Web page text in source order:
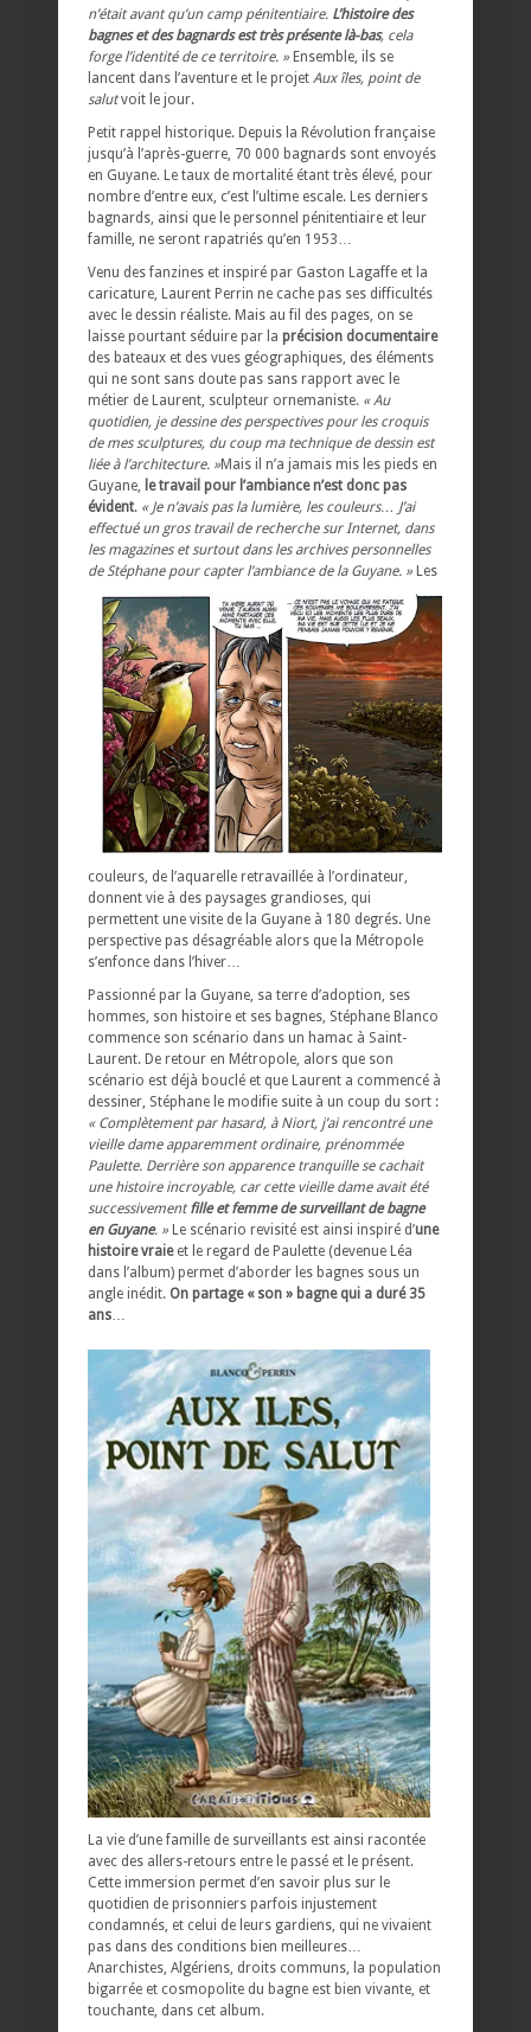
n’était avant qu’un camp pénitentiaire. L’histoire des
bagnes et des bagnards est très présente là-bas, cela
forge l’identité de ce territoire. » Ensemble, ils se
lancent dans l’aventure et le projet Aux îles, point de
salutvoit le jour.
Petit rappel historique. Depuis la Révolution française
jusqu’à l’après-guerre, 70 000 bagnards sont envoyés
en Guyane. Le taux de mortalité étant très élevé, pour
nombre d’entre eux, c’est l’ultime escale. Les derniers
bagnards, ainsi que le personnel pénitentiaire et leur
famille, ne seront rapatriés qu’en 1953…
Venu des fanzines et inspiré par Gaston Lagaffe et la
caricature, Laurent Perrin ne cache pas ses difficultés
avec le dessin réaliste. Mais au fil des pages, on se
laisse pourtant séduire par la précision documentaire
des bateaux et des vues géographiques, des éléments
qui ne sont sans doute pas sans rapport avec le
métier de Laurent, sculpteur ornemaniste. « Au
quotidien, je dessine des perspectives pour les croquis
de mes sculptures, du coup ma technique de dessin est
liée à l’architecture. »Mais il n’a jamais mis les pieds en
Guyane,
le travail pour l’ambiance n’est donc pas
évident. « Je n’avais pas la lumière, les couleurs… J’ai
effectué un gros travail de recherche sur Internet, dans
les magazines et surtout dans les archives personnelles
de Stéphane pour capter l’ambiance de la Guyane. » Les
couleurs, de l’aquarelle retravaillée à l’ordinateur,
donnent vie à des paysages grandioses, qui
permettent une visite de la Guyane à 180 degrés. Une
perspective pas désagréable alors que la Métropole
s’enfonce dans l’hiver…
Passionné par la Guyane, sa terre d’adoption, ses
hommes, son histoire et ses bagnes, Stéphane Blanco
commence son scénario dans un hamac à Saint-
Laurent. De retour en Métropole, alors que son
scénario est déjà bouclé et que Laurent a commencé à
dessiner, Stéphane le modifie suite à un coup du sort :
« Complètement par hasard, à Niort, j’ai rencontré une
vieille dame apparemment ordinaire, prénommée
Paulette. Derrière son apparence tranquille se cachait
une histoire incroyable, car cette vieille dame avait été
successivementfille et femme de surveillant de bagne
en Guyane. » Le scénario revisité est ainsi inspiré d’une
histoire vraieet le regard de Paulette (devenue Léa
dans l’album) permet d’aborder les bagnes sous un
angle inédit. On partage « son » bagne qui a duré 35
ans
La vie d’une famille de surveillants est ainsi racontée
avec des allers-retours entre le passé et le présent.
Cette immersion permet d’en savoir plus sur le
quotidien de prisonniers parfois injustement
condamnés, et celui de leurs gardiens, qui ne vivaient
pas dans des conditions bien meilleures…
Anarchistes, Algériens, droits communs, la population
bigarrée et cosmopolite du bagne est bien vivante, et
touchante, dans cet album.